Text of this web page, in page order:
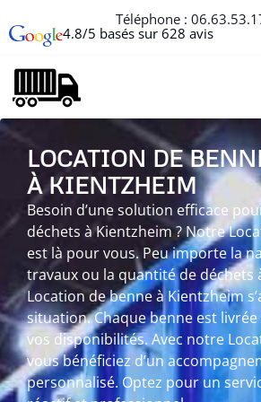
Téléphone :
4.8/5 basés sur 628 avis
LOCATION DE
À KIENTZHEIM
Besoin d’une solution efficace
déchets à Kientzheim ? Notre
est là pour vous. Peu importe la
travaux ou la quantité de déchets
Location de benne à Kientzheim
situation. Chaque benne est
vos disponibilités. Avec notre
vous bénéficiez d’un
personnalisé. Optez pour un